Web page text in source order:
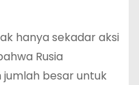
hanya sekadar aksi
Rusia
besar untuk